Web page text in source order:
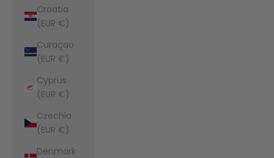
Croatia
(EUR €)
Curaçao
(EUR €)
Cyprus
(EUR €)
Czechia
(EUR €)
Denmark